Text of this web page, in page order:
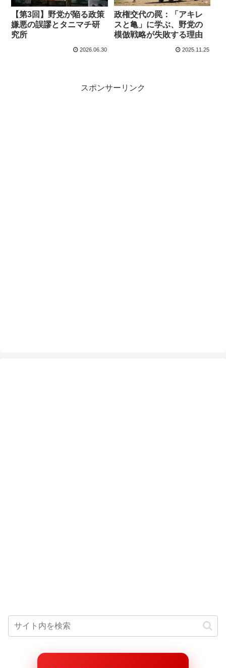
【第3回】野党が陥る政策
嫌悪の誤謬とタニマチ研
究所
2026.06.30
政権交代の罠：「アキレ
スと亀」に学ぶ、野党の
模倣戦略が失敗する理由
2025.11.25
スポンサーリンク